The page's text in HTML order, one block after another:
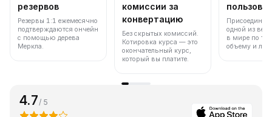
резервов
Резервы 1:1 ежемесячно
подтверждаются ончейн
с помощью дерева
Меркла.
комиссии за
конвертацию
Без скрытых комиссий.
Котировка курса — это
окончательный курс,
который вы платите.
одной из
в мире по
объему и
4.7 / 5